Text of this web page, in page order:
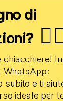
di
chiacchiere!
WhatsApp:
subito e ti
ideale per